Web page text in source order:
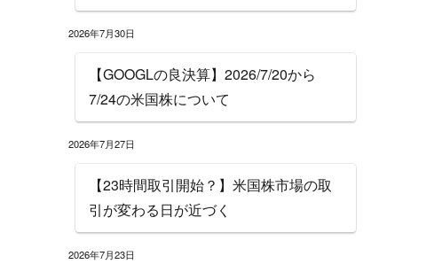
2026年7月30日
【GOOGLの良決算】2026/7/20から
7/24の米国株について
2026年7月27日
【23時間取引開始？】米国株市場の取
引が変わる日が近づく
2026年7月23日